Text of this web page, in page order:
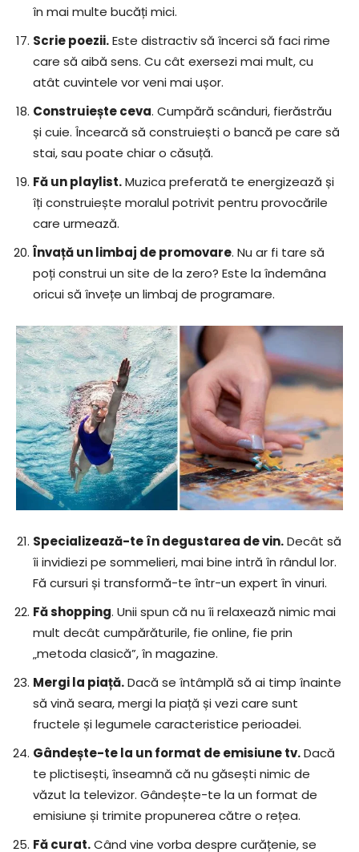
în mai multe bucăți mici.
Scrie poezii.Este distractiv să încerci să faci rime
care să aibă sens. Cu cât exersezi mai mult, cu
atât cuvintele vor veni mai ușor.
Construiește ceva. Cumpără scânduri, fierăstrău
și cuie. Încearcă să construiești o bancă pe care să
stai, sau poate chiar o căsuță.
Fă un playlist.Muzica preferată te energizează și
îți construiește moralul potrivit pentru provocările
care urmează.
Învață un limbaj de promovare. Nu ar fi tare să
poți construi un site de la zero? Este la îndemâna
oricui să învețe un limbaj de programare.
Specializează-te în degustarea de vin.Decât să
îi invidiezi pe sommelieri, mai bine intră în rândul lor.
Fă cursuri și transformă-te într-un expert în vinuri.
Fă shopping. Unii spun că nu îi relaxează nimic mai
mult decât cumpărăturile, fie online, fie prin
„metoda clasică”, în magazine.
Mergi la piață.Dacă se întâmplă să ai timp înainte
să vină seara, mergi la piață și vezi care sunt
fructele și legumele caracteristice perioadei.
Gândește-te la un format de emisiune tv.Dacă
te plictisești, înseamnă că nu găsești nimic de
văzut la televizor. Gândește-te la un format de
emisiune și trimite propunerea către o rețea.
Fă curat.Când vine vorba despre curățenie, se